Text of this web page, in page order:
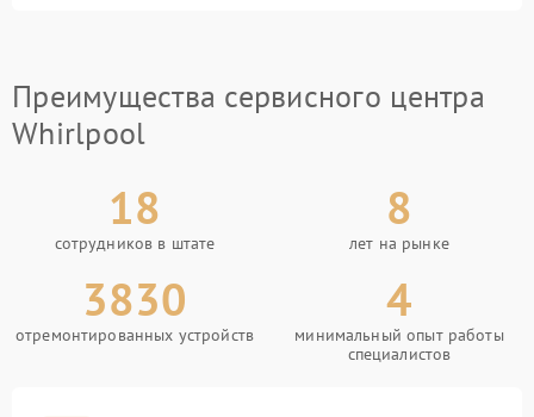
Преимущества сервисного центра
Whirlpool
18
сотрудников в штате
8
лет на рынке
3830
отремонтированных устройств
4
минимальный опыт работы
специалистов